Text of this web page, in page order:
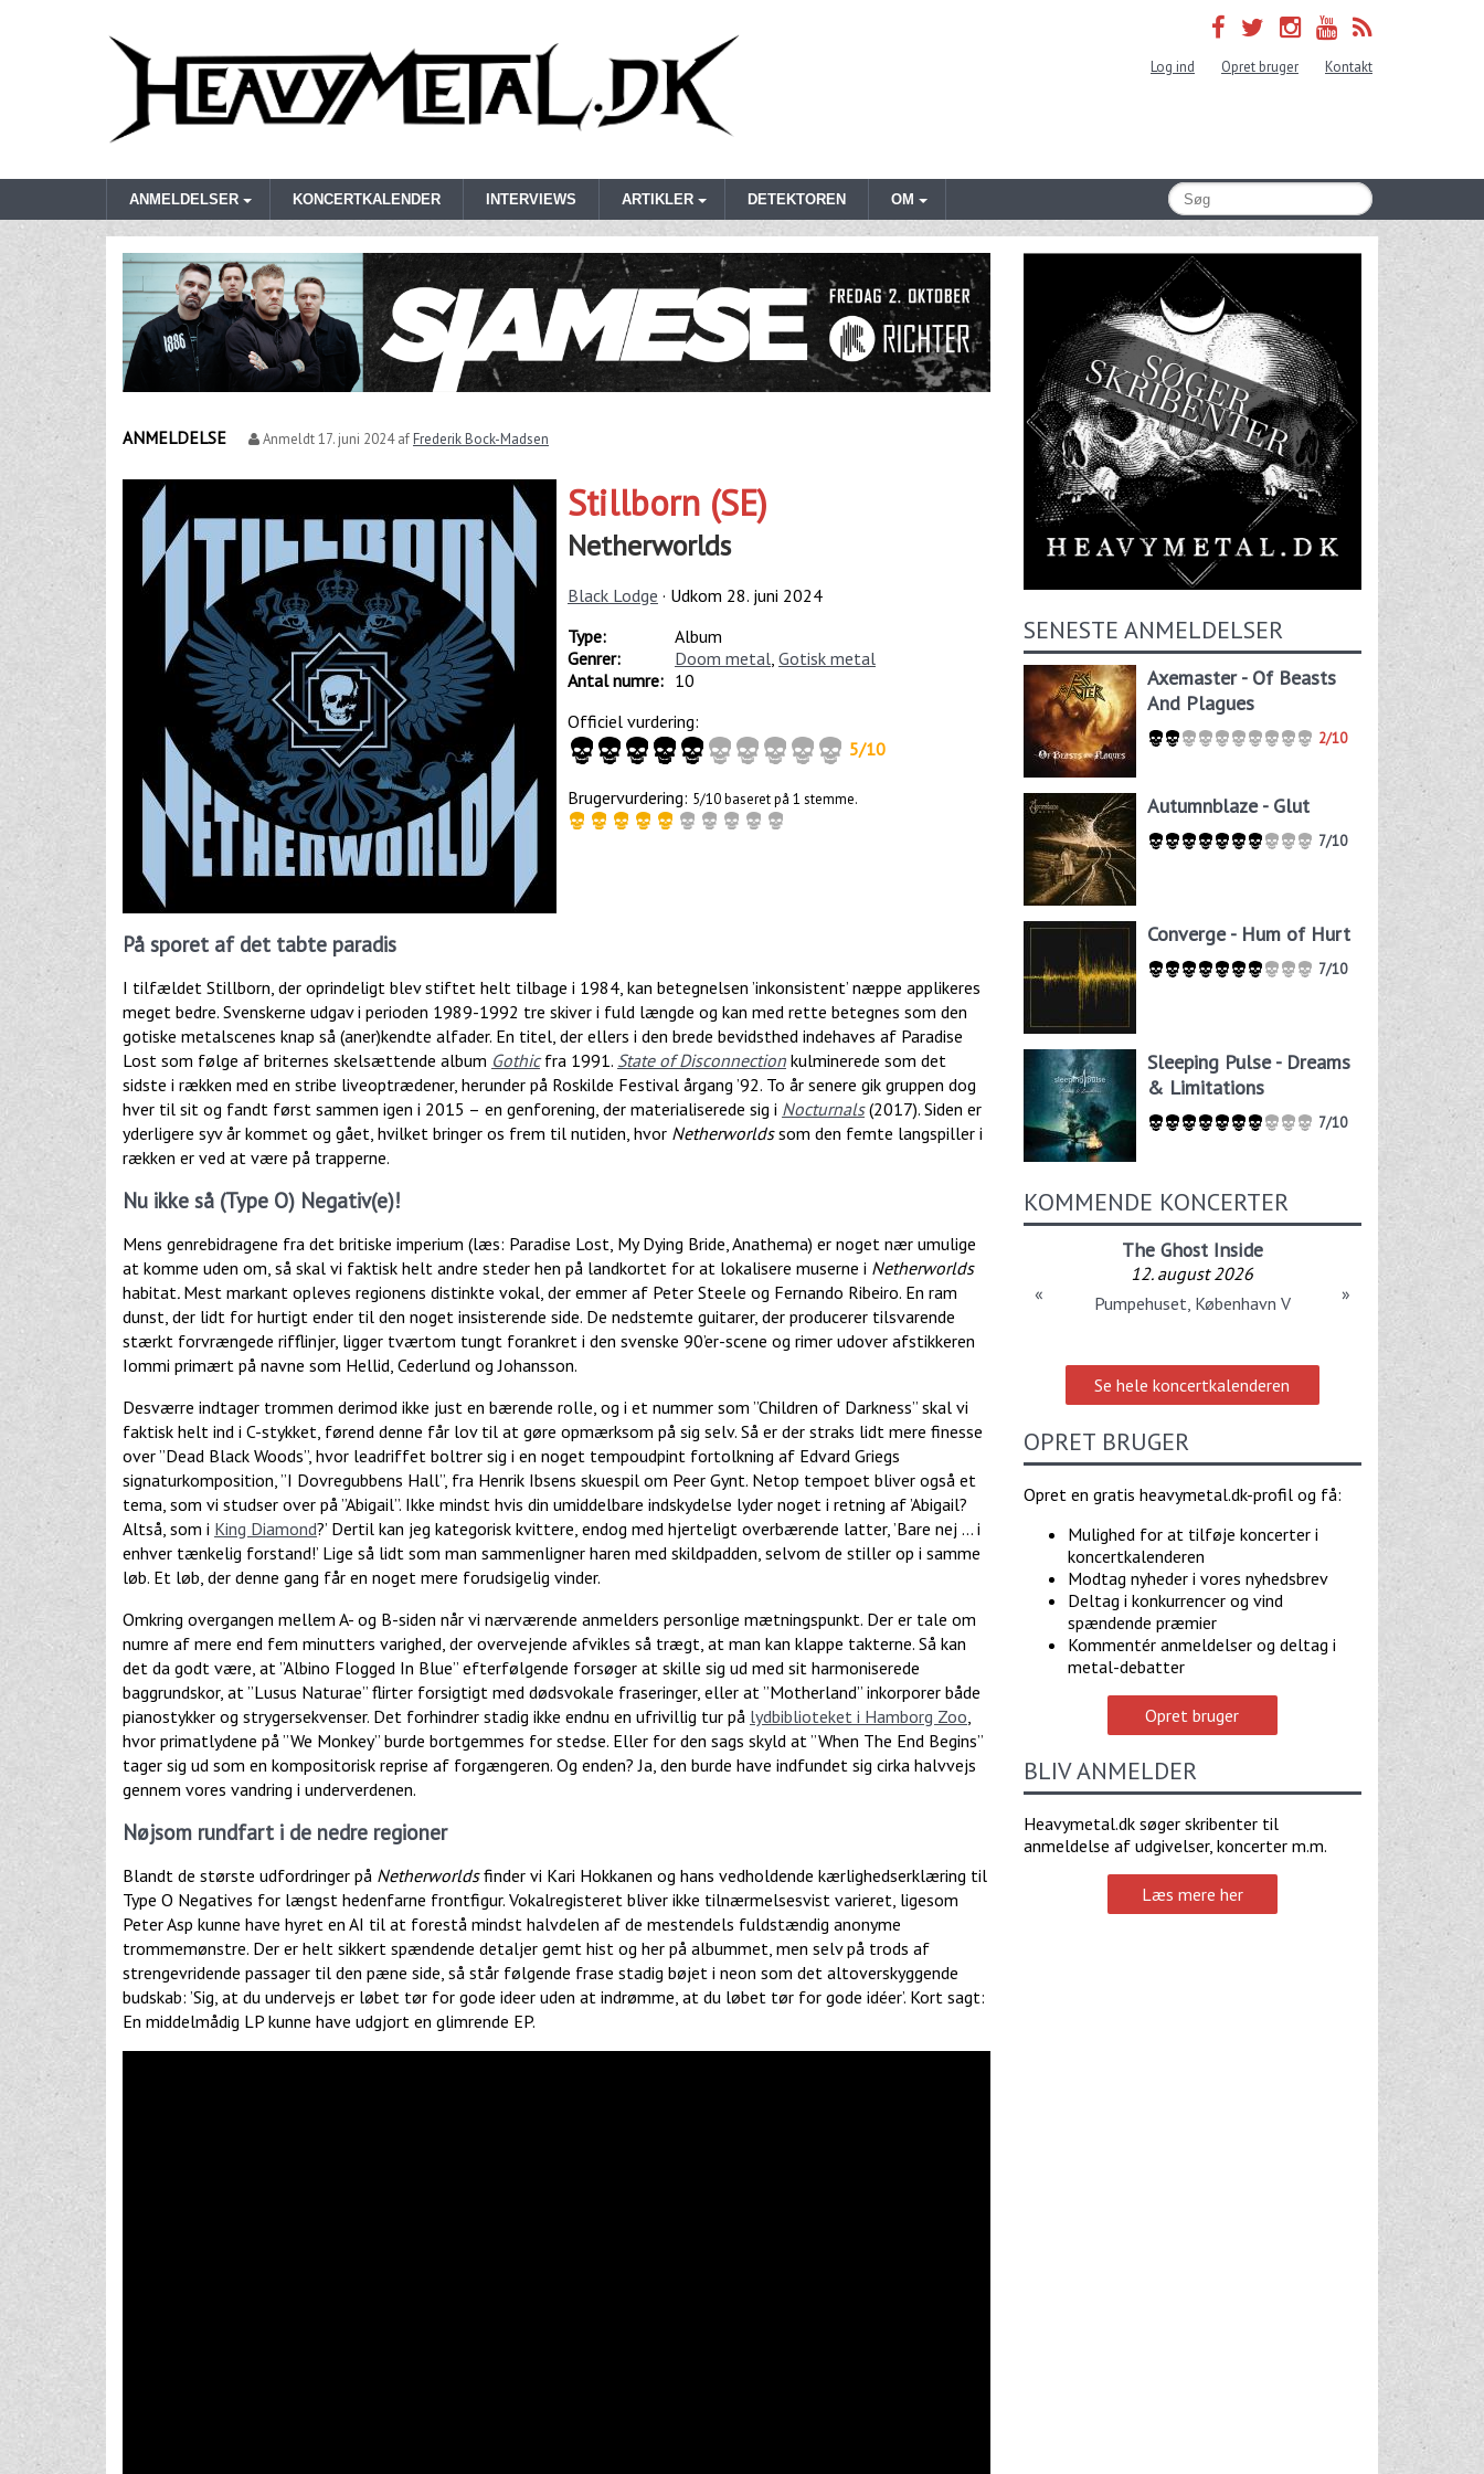
Log ind Opret bruger Kontakt
ANMELDELSER KONCERTKALENDER INTERVIEWS ARTIKLER DETEKTOREN OM
ANMELDELSE Anmeldt17. juni 2024afFrederik Bock-Madsen
Stillborn (SE)
Netherworlds
Black Lodge · Udkom 28. juni 2024
Type:
Album
Genrer:
Doom metal, Gotisk metal
Antal numre: 10
Officiel vurdering:
5/10
Brugervurdering: 5/10 baseret på 1 stemme.
På sporet af det tabte paradis
I tilfældet Stillborn, der oprindeligt blev stiftet helt tilbage i 1984, kan betegnelsen ’inkonsistent’ næppe applikeres
meget bedre. Svenskerne udgav i perioden 1989-1992 tre skiver i fuld længde og kan med rette betegnes som den
gotiske metalscenes knap så (aner)kendte alfader. En titel, der ellers i den brede bevidsthed indehaves af Paradise
Lost som følge af briternes skelsættende album Gothicfra 1991. State of Disconnection kulminerede som det
sidste i rækken med en stribe liveoptrædener, herunder på Roskilde Festival årgang ’92. To år senere gik gruppen dog
hver til sit og fandt først sammen igen i 2015 – en genforening, der materialiserede sig i Nocturnals(2017). Siden er
yderligere syv år kommet og gået, hvilket bringer os frem til nutiden, hvor Netherworldssom den femte langspiller i
rækken er ved at være på trapperne.
Nu ikke så (Type O) Negativ(e)!
Mens genrebidragene fra det britiske imperium (læs: Paradise Lost, My Dying Bride, Anathema) er noget nær umulige
at komme uden om, så skal vi faktisk helt andre steder hen på landkortet for at lokalisere muserne i Netherworlds
habitat. Mest markant opleves regionens distinkte vokal, der emmer af Peter Steele og Fernando Ribeiro. En ram
dunst, der lidt for hurtigt ender til den noget insisterende side. De nedstemte guitarer, der producerer tilsvarende
stærkt forvrængede rifflinjer, ligger tværtom tungt forankret i den svenske 90’er-scene og rimer udover afstikkeren
Iommi primært på navne som Hellid, Cederlund og Johansson.
Desværre indtager trommen derimod ikke just en bærende rolle, og i et nummer som ”Children of Darkness” skal vi
faktisk helt ind i C-stykket, førend denne får lov til at gøre opmærksom på sig selv. Så er der straks lidt mere finesse
over ”Dead Black Woods”, hvor leadriffet boltrer sig i en noget tempoudpint fortolkning af Edvard Griegs
signaturkomposition, ”I Dovregubbens Hall”, fra Henrik Ibsens skuespil om Peer Gynt. Netop tempoet bliver også et
tema, som vi studser over på ”Abigail”. Ikke mindst hvis din umiddelbare indskydelse lyder noget i retning af ’Abigail?
Altså, som i King Diamond?’ Dertil kan jeg kategorisk kvittere, endog med hjerteligt overbærende latter, ’Bare nej … i
enhver tænkelig forstand!’ Lige så lidt som man sammenligner haren med skildpadden, selvom de stiller op i samme
løb. Et løb, der denne gang får en noget mere forudsigelig vinder.
Omkring overgangen mellem A- og B-siden når vi nærværende anmelders personlige mætningspunkt. Der er tale om
numre af mere end fem minutters varighed, der overvejende afvikles så trægt, at man kan klappe takterne. Så kan
det da godt være, at ”Albino Flogged In Blue” efterfølgende forsøger at skille sig ud med sit harmoniserede
baggrundskor, at ”Lusus Naturae” flirter forsigtigt med dødsvokale fraseringer, eller at ”Motherland” inkorporer både
pianostykker og strygersekvenser. Det forhindrer stadig ikke endnu en ufrivillig tur på lydbiblioteket i Hamborg Zoo
hvor primatlydene på ”We Monkey” burde bortgemmes for stedse. Eller for den sags skyld at ”When The End Begins”
tager sig ud som en kompositorisk reprise af forgængeren. Og enden? Ja, den burde have indfundet sig cirka halvvejs
gennem vores vandring i underverdenen.
Nøjsom rundfart i de nedre regioner
Blandt de største udfordringer på Netherworldsfinder vi Kari Hokkanen og hans vedholdende kærlighedserklæring til
Type O Negatives for længst hedenfarne frontfigur. Vokalregisteret bliver ikke tilnærmelsesvist varieret, ligesom
Peter Asp kunne have hyret en AI til at forestå mindst halvdelen af de mestendels fuldstændig anonyme
trommemønstre. Der er helt sikkert spændende detaljer gemt hist og her på albummet, men selv på trods af
strengevridende passager til den pæne side, så står følgende frase stadig bøjet i neon som det altoverskyggende
budskab: ’Sig, at du undervejs er løbet tør for gode ideer uden at indrømme, at du løbet tør for gode idéer’. Kort sagt:
En middelmådig LP kunne have udgjort en glimrende EP.
SENESTE ANMELDELSER
Axemaster - Of Beasts
And Plagues
2/10
Autumnblaze - Glut
7/10
Converge - Hum of Hurt
7/10
Sleeping Pulse - Dreams
& Limitations
7/10
KOMMENDE KONCERTER
The Ghost Inside
12. august 2026
Pumpehuset, København V
« »
Se hele koncertkalenderen
OPRET BRUGER
Opret en gratis heavymetal.dk-profil og få:
Mulighed for at tilføje koncerter i
koncertkalenderen
Modtag nyheder i vores nyhedsbrev
Deltag i konkurrencer og vind
spændende præmier
Kommentér anmeldelser og deltag i
metal-debatter
Opret bruger
BLIV ANMELDER
Heavymetal.dk søger skribenter til
anmeldelse af udgivelser, koncerter m.m.
Læs mere her